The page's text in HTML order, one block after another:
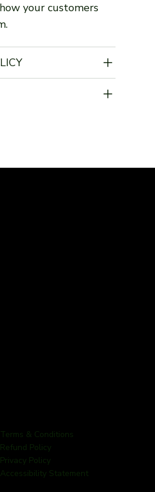
your customers
Terms & Conditions
Refund Policy
Privacy Policy
Accessibility Statement